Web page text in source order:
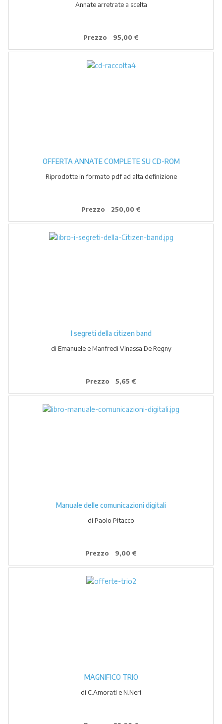
Annate arretrate a scelta
Prezzo 95,00 €
OFFERTA ANNATE COMPLETE SU CD-ROM
Riprodotte in formato pdf ad alta definizione
Prezzo 250,00 €
I segreti della citizen band
di Emanuele e Manfredi Vinassa De Regny
Prezzo 5,65 €
Manuale delle comunicazioni digitali
di Paolo Pitacco
Prezzo 9,00 €
MAGNIFICO TRIO
di C.Amorati e N.Neri